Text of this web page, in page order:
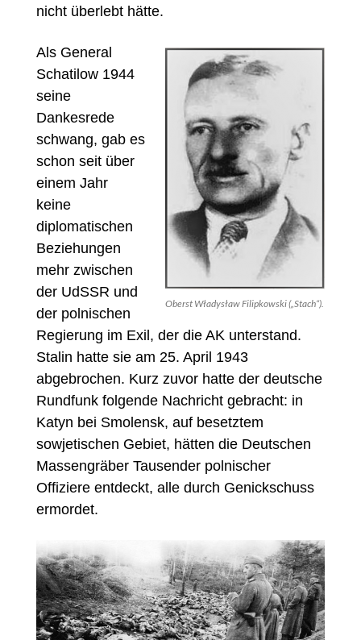
nicht überlebt hätte.
Oberst Władysław Filipkowski („Stach“).
Als General
Schatilow 1944
seine
Dankesrede
schwang, gab es
schon seit über
einem Jahr
keine
diplomatischen
Beziehungen
mehr zwischen
der UdSSR und
der polnischen
Regierung im Exil, der die AK unterstand.
Stalin hatte sie am 25. April 1943
abgebrochen. Kurz zuvor hatte der deutsche
Rundfunk folgende Nachricht gebracht: in
Katyn bei Smolensk, auf besetztem
sowjetischen Gebiet, hätten die Deutschen
Massengräber Tausender polnischer
Offiziere entdeckt, alle durch Genickschuss
ermordet.